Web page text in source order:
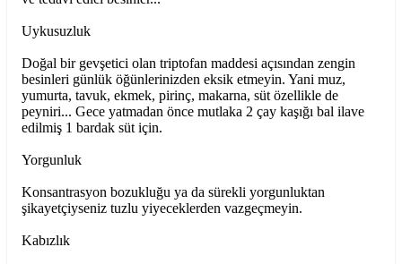
Uykusuzluk
Doğal bir gevşetici olan triptofan maddesi açısından zengin
besinleri günlük öğünlerinizden eksik etmeyin. Yani muz,
yumurta, tavuk, ekmek, pirinç, makarna, süt özellikle de
peyniri... Gece yatmadan önce mutlaka 2 çay kaşığı bal ilave
edilmiş 1 bardak süt için.
Yorgunluk
Konsantrasyon bozukluğu ya da sürekli yorgunluktan
şikayetçiyseniz tuzlu yiyeceklerden vazgeçmeyin.
Kabızlık